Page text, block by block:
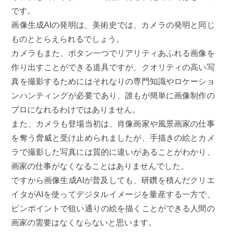
です。
画像生成AIの発明は、美術史では、カメラの発明と同じ
ものととらえられるでしょう。
カメラもまた、ボタン一つでリアリティあふれる画像を
作り出すことができる道具ですが、クオリティの高い写
真を撮影するためにはそれなりの専門知識やロケーショ
ンハンティングが必要であり、誰もが簡単に画像制作の
プロになれるわけではありません。
また、カメラも登場当初は、肖像画家や風景画家の仕事
を奪う脅威と受け止められましたが、手描きの絵とカメ
ラで撮影した写真には質的に違いがあることがわかり、
画家の仕事がなくなることはありませんでした。
ですから画像生成AIが普及しても、研鑽を積んだクリエ
イタがAIを使ってデジタルイメージを量産する一方で、
ピンポイントで狙い通りの絵を描くことができる人間の
画家の需要はなくならないと思います。